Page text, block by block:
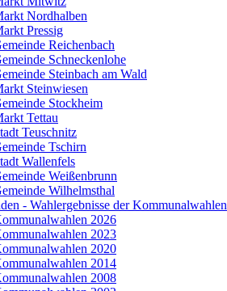
Nordhalben
Pressig
Reichenbach
Schneckenlohe
Steinbach am Wald
Steinwiesen
Stockheim
Tettau
Teuschnitz
Tschirn
Wallenfels
Weißenbrunn
Wilhelmsthal
- Wahlergebnisse der Kommunalwahlen
2026
2023
2020
2014
2008